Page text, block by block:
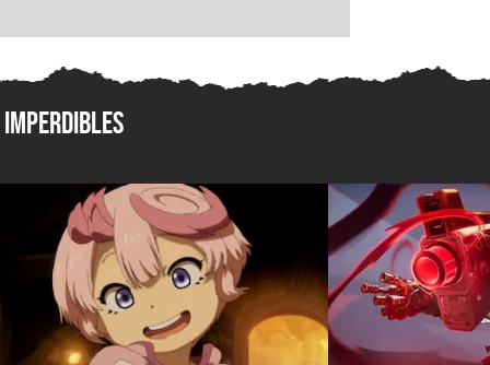
Imperdibles